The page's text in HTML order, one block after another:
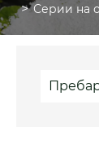
Серии на